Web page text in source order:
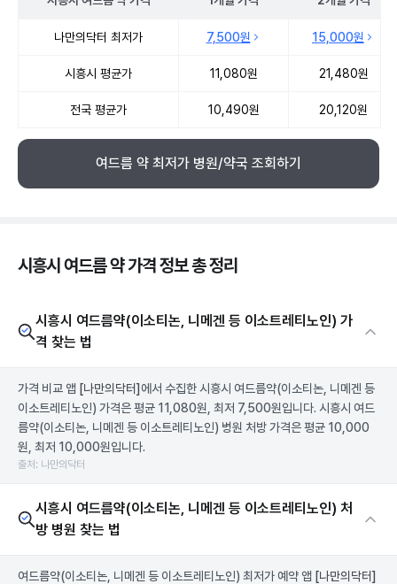
나만의닥터 최저가 7,500원 15,000원
시흥시 평균가 11,080원 21,480원
전국 평균가 10,490원 20,120원
여드름 약 최저가 병원/약국 조회하기
시흥시 여드름 약 가격 정보 총 정리
시흥시 여드름약(이소티논, 니메겐 등 이소트레티노인) 가
격 찾는 법
가격 비교 앱 [나만의닥터] 에서 수집한 시흥시 여드름약(이소티논, 니메겐 등
이소트레티노인) 가격은 평균 11,080원, 최저 7,500원입니다. 시흥시 여드
름약(이소티논, 니메겐 등 이소트레티노인) 병원 처방 가격은 평균 10,000
원, 최저 10,000원입니다.
출처: 나만의닥터
시흥시 여드름약(이소티논, 니메겐 등 이소트레티노인) 처
방 병원 찾는 법
여드름약(이소티논, 니메겐 등 이소트레티노인) 최저가 예약 앱 [나만의닥터]